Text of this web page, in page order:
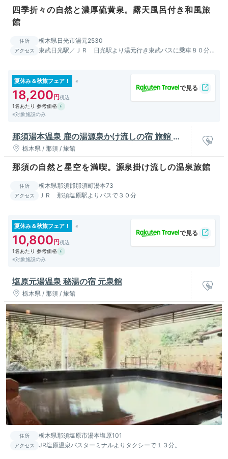
四季折々の自然と濃厚硫黄泉。露天風呂付き和風旅
館
住所 栃木県日光市湯元2530
アクセス
東武日光駅／ＪＲ 日光駅より湯元行き東武バスに乗車８０分。
夏休み＆秋旅フェア！
18,200
1名あたり 参考価格
※対象施設のみ
那須湯本温泉 鹿の湯源泉かけ流しの宿 旅館 清
水屋（栃木県 那須郡）
栃木県 / 那須 / 旅館
那須の自然と星空を満喫。源泉掛け流しの温泉旅館
住所 栃木県那須郡那須町湯本73
アクセス ＪＲ 那須塩原駅よりバスで３０分
夏休み＆秋旅フェア！
10,800
1名あたり 参考価格
※対象施設のみ
塩原元湯温泉 秘湯の宿 元泉館
栃木県 / 那須 / 旅館
住所 栃木県那須塩原市湯本塩原101
アクセス JR塩原温泉バスターミナルよりタクシーで１３分。